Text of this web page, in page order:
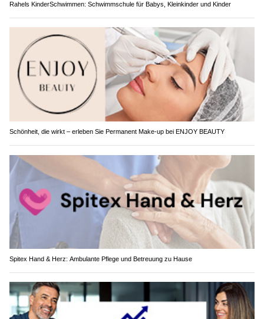
Rahels KinderSchwimmen: Schwimmschule für Babys, Kleinkinder und Kinder
Schönheit, die wirkt – erleben Sie Permanent Make-up bei ENJOY BEAUTY
Spitex Hand & Herz: Ambulante Pflege und Betreuung zu Hause